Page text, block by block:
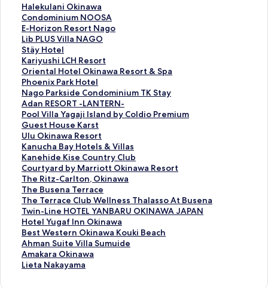
Halekulani Okinawa
H
a
l
e
k
u
l
a
n
i
O
k
i
n
a
w
a
페
이
지
를
여
는
링
크
Condominium NOOSA
C
o
n
d
o
m
i
n
i
u
m
N
O
O
S
A
페
이
지
를
여
는
링
크
E-Horizon Resort Nago
E
-
H
o
r
i
z
o
n
R
e
s
o
r
t
N
a
g
o
페
이
지
를
Lib PLUS Villa NAGO
L
i
b
P
L
U
S
V
i
l
l
a
N
A
G
O
페
이
지
를
여
는
Stäy Hotel
S
t
ä
y
H
o
t
e
l
페
이
지
를
여
는
링
크
Kariyushi LCH Resort
K
a
r
i
y
u
s
h
i
L
C
H
R
e
s
o
r
t
페
이
Oriental Hotel Okinawa Resort & Spa
O
r
i
e
n
t
a
l
H
o
t
e
l
O
k
i
n
a
w
Phoenix Park Hotel
P
h
o
e
n
i
x
P
a
r
k
H
o
t
e
l
페
이
Nago Parkside Condominium TK Stay
N
a
g
o
P
a
r
k
s
i
d
e
C
o
n
d
o
Adan RESORT -LANTERN-
A
d
a
n
R
E
S
O
R
T
-
L
A
N
T
E
Pool Villa Yagaji Island by Coldio Premium
P
o
o
l
V
i
l
l
a
Y
a
g
a
j
i
Guest House Karst
G
u
e
s
t
H
o
u
s
e
K
a
r
s
Ulu Okinawa Resort
U
l
u
O
k
i
n
a
w
a
R
e
s
Kanucha Bay Hotels & Villas
K
a
n
u
c
h
a
B
a
y
H
o
Kanehide Kise Country Club
K
a
n
e
h
i
d
e
K
i
s
Courtyard by Marriott Okinawa Resort
C
o
u
r
t
y
a
r
d
b
The Ritz-Carlton, Okinawa
T
h
e
R
i
t
z
-
C
The Busena Terrace
T
h
e
B
u
s
e
n
The Terrace Club Wellness Thalasso At Busena
T
h
e
T
e
r
r
Twin-Line HOTEL YANBARU OKINAWA JAPAN
T
w
i
n
-
L
Hotel Yugaf Inn Okinawa
H
o
t
e
l
Best Western Okinawa Kouki Beach
B
e
s
t
Ahman Suite Villa Sumuide
A
h
m
Amakara Okinawa
A
m
Lieta Nakayama
L